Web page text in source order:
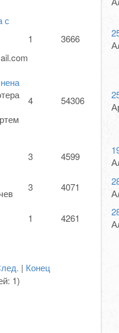
с
1 3666
4 54306
3 4599
3 4071
1 4261
| Конец
1)